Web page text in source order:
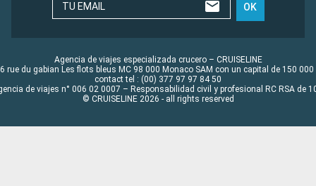
TU EMAIL OK
Agencia de viajes especializada crucero – CRUISELINE
rue du gabian Les flots bleus MC 98 000 Monaco SAM con un capital de 150 000
contact tel : (00) 377 97 97 84 50
de viajes n° 006 02 0007 – Responsabilidad civil y profesional RC RSA de
© CRUISELINE 2026 - all rights reserved